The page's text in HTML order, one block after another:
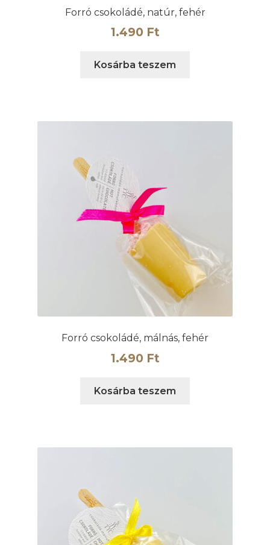
Forró csokoládé, natúr, fehér
1.490 Ft
Kosárba teszem
Forró csokoládé, málnás, fehér
1.490 Ft
Kosárba teszem